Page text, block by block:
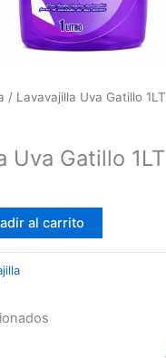
/ Lavavajilla Uva Gatillo 1LT
Uva Gatillo 1LT
al carrito